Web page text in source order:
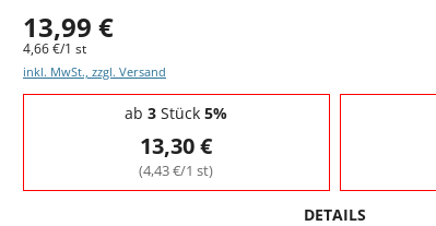
13,99 €
4,66 €/1 st
inkl. MwSt., zzgl. Versand
Staffelpreise - Mengenrabatt
ab 3 Stück 5%
13,30 €
(4,43 €/1 st)
DETAILS